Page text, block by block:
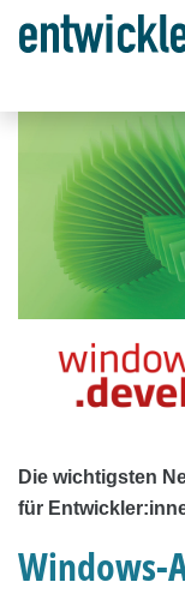
Die wichtigsten
für
Windows-